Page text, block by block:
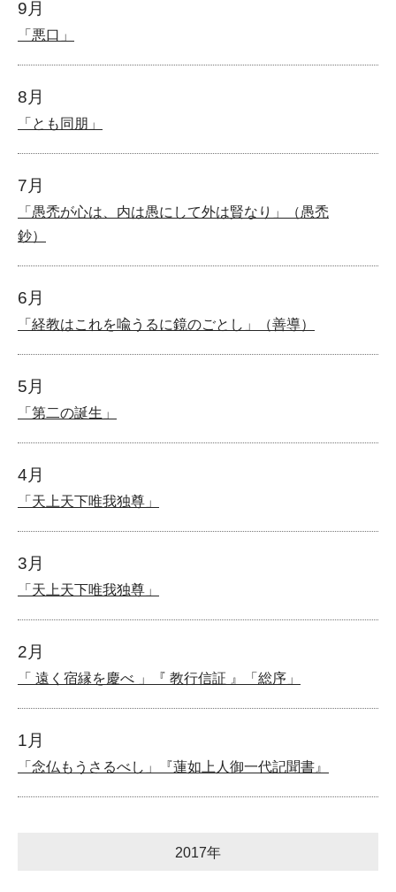
9月
「悪口」
8月
「とも同朋」
7月
「愚禿が心は、内は愚にして外は賢なり」（愚禿
鈔）
6月
「経教はこれを喩うるに鏡のごとし」（善導）
5月
「第二の誕生」
4月
「天上天下唯我独尊」
3月
「天上天下唯我独尊」
2月
「 遠く宿縁を慶べ 」『 教行信証 』「総序」
1月
「念仏もうさるべし」『蓮如上人御一代記聞書』
2017年